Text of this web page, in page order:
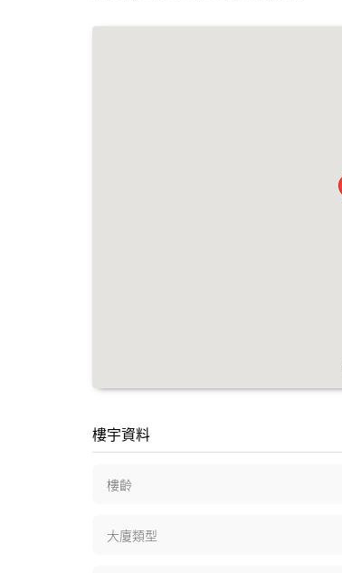
樓宇資料
樓齡
大廈類型